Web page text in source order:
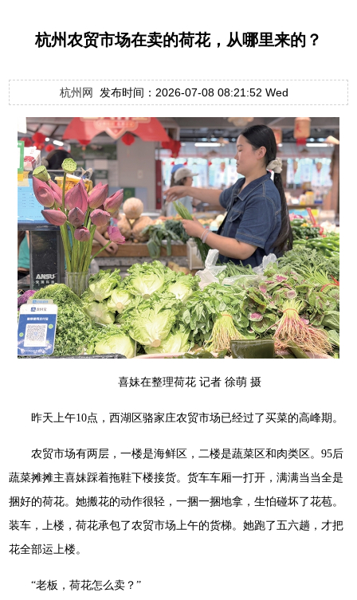
杭州农贸市场在卖的荷花，从哪里来的？
杭州网 发布时间：2026-07-08 08:21:52 Wed
喜妹在整理荷花 记者 徐萌 摄
昨天上午10点，西湖区骆家庄农贸市场已经过了买菜的高峰期。
农贸市场有两层，一楼是海鲜区，二楼是蔬菜区和肉类区。95后
蔬菜摊摊主喜妹踩着拖鞋下楼接货。货车车厢一打开，满满当当全是
捆好的荷花。她搬花的动作很轻，一捆一捆地拿，生怕碰坏了花苞。
装车，上楼，荷花承包了农贸市场上午的货梯。她跑了五六趟，才把
花全部运上楼。
“老板，荷花怎么卖？”